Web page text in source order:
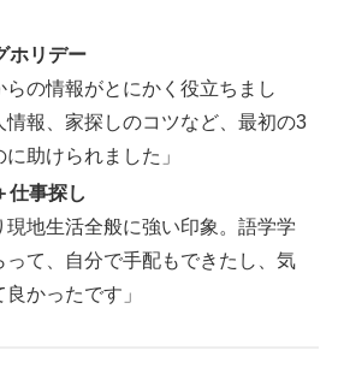
ホリデー
らの情報がとにかく役立ちまし
情報、家探しのコツなど、最初の3
助けられました」
仕事探し
現地生活全般に強い印象。語学学
って、自分で手配もできたし、気
かったです」